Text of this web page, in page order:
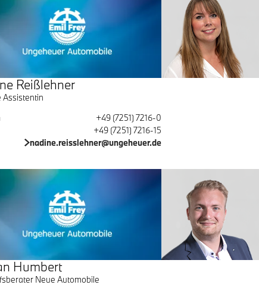
Reißlehner
Assistentin
+49 (7251) 7216-0
+49 (7251) 7216-15
nadine.reisslehner@ungeheuer.de
Humbert
Neue Automobile